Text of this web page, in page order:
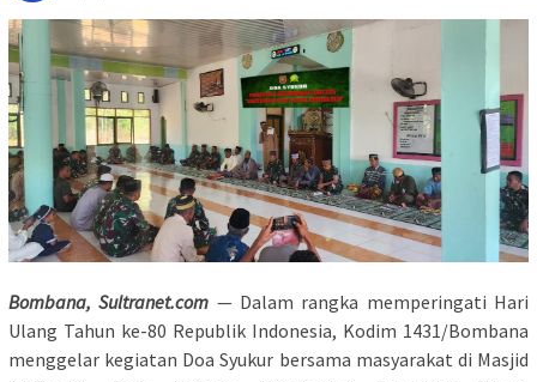
Bombana, Sultranet.com — Dalam rangka memperingati Hari
Ulang Tahun ke-80 Republik Indonesia, Kodim 1431/Bombana
menggelar kegiatan Doa Syukur bersama masyarakat di Masjid